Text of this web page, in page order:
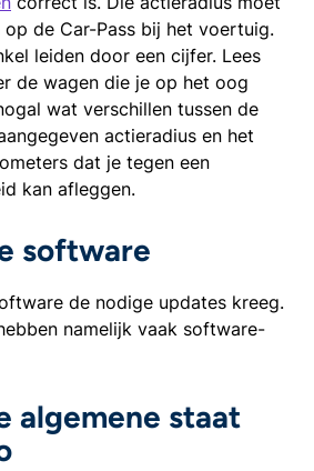
de Car-Pass bij het voertuig.
leiden door een cijfer. Lees
de wagen die je op het oog
wat verschillen tussen de
actieradius en het
dat je tegen een
kan afleggen.
software
de nodige updates kreeg.
namelijk vaak software-
algemene staat